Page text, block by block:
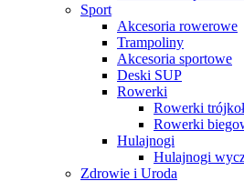
Sport
Akcesoria rowerowe
Trampoliny
Akcesoria sportowe
Deski SUP
Rowerki
Rowerki
Rowerki
Hulajnogi
Hulajnogi
Zdrowie i Uroda